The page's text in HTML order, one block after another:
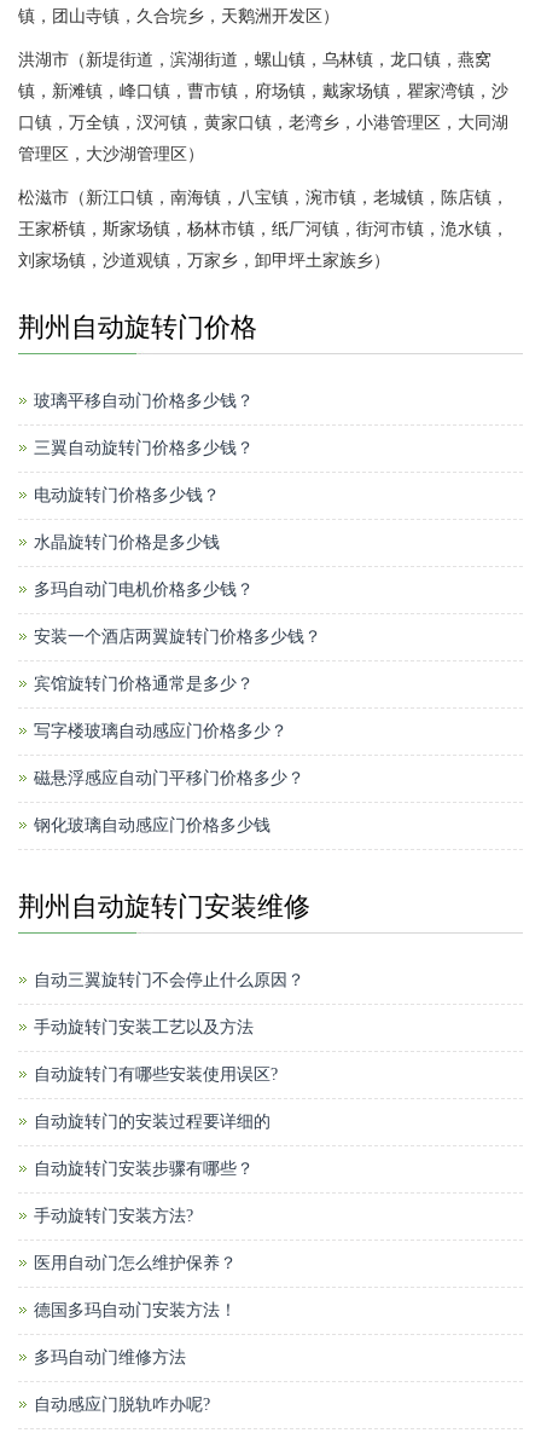
镇，团山寺镇，久合垸乡，天鹅洲开发区）
洪湖市（新堤街道，滨湖街道，螺山镇，乌林镇，龙口镇，燕窝
镇，新滩镇，峰口镇，曹市镇，府场镇，戴家场镇，瞿家湾镇，沙
口镇，万全镇，汊河镇，黄家口镇，老湾乡，小港管理区，大同湖
管理区，大沙湖管理区）
松滋市（新江口镇，南海镇，八宝镇，涴市镇，老城镇，陈店镇，
王家桥镇，斯家场镇，杨林市镇，纸厂河镇，街河市镇，洈水镇，
刘家场镇，沙道观镇，万家乡，卸甲坪土家族乡）
荆州自动旋转门价格
玻璃平移自动门价格多少钱？
三翼自动旋转门价格多少钱？
电动旋转门价格多少钱？
水晶旋转门价格是多少钱
多玛自动门电机价格多少钱？
安装一个酒店两翼旋转门价格多少钱？
宾馆旋转门价格通常是多少？
写字楼玻璃自动感应门价格多少？
磁悬浮感应自动门平移门价格多少？
钢化玻璃自动感应门价格多少钱
荆州自动旋转门安装维修
自动三翼旋转门不会停止什么原因？
手动旋转门安装工艺以及方法
自动旋转门有哪些安装使用误区?
自动旋转门的安装过程要详细的
自动旋转门安装步骤有哪些？
手动旋转门安装方法?
医用自动门怎么维护保养？
德国多玛自动门安装方法！
多玛自动门维修方法
自动感应门脱轨咋办呢?